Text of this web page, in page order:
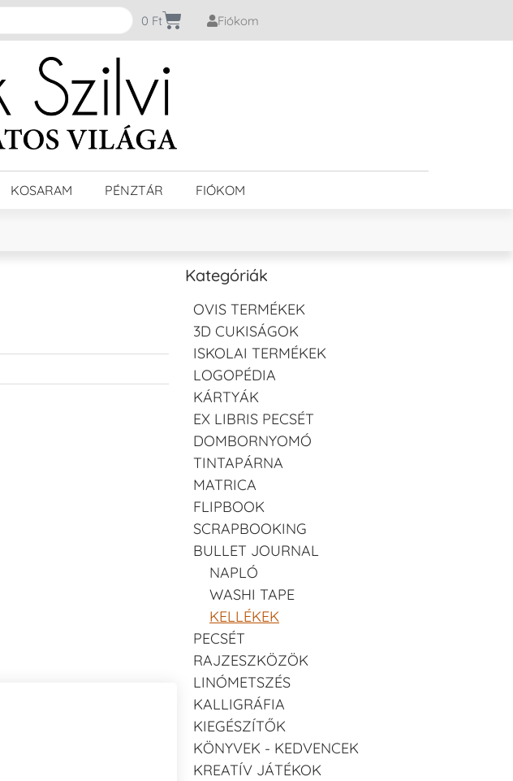
0 Ft Fiókom
KOSARAM PÉNZTÁR FIÓKOM
Kategóriák
OVIS TERMÉKEK
3D CUKISÁGOK
ISKOLAI TERMÉKEK
LOGOPÉDIA
KÁRTYÁK
EX LIBRIS PECSÉT
DOMBORNYOMÓ
TINTAPÁRNA
MATRICA
FLIPBOOK
SCRAPBOOKING
BULLET JOURNAL
NAPLÓ
WASHI TAPE
KELLÉKEK
PECSÉT
RAJZESZKÖZÖK
LINÓMETSZÉS
KALLIGRÁFIA
KIEGÉSZÍTŐK
KÖNYVEK - KEDVENCEK
KREATÍV JÁTÉKOK